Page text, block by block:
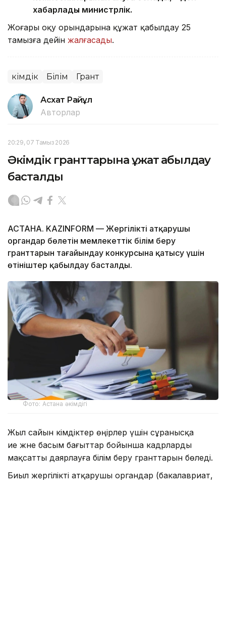
хабарлады министрлік.
Жоғары оқу орындарына құжат қабылдау 25
тамызға дейін жалғасады.
Әкімдік Білім Грант
Асхат Райқұл
Авторлар
20:29, 07 Тамыз 2026
Әкімдік гранттарына құжат қабылдау
басталды
АСТАНА. KAZINFORM — Жергілікті атқарушы
органдар бөлетін мемлекеттік білім беру
гранттарын тағайындау конкурсына қатысу үшін
өтініштер қабылдау басталды.
Фото: Астана әкімдігі
Жыл сайын әкімдіктер өңірлер үшін сұранысқа
ие және басым бағыттар бойынша кадрларды
мақсатты даярлауға білім беру гранттарын бөледі.
Биыл жергілікті атқарушы органдар (бакалавриат,